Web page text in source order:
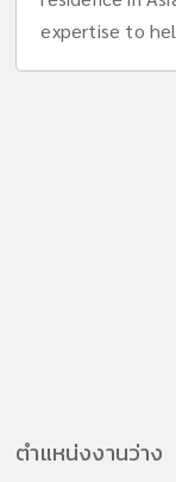
expertise to
ตำแหน่งงานว่าง